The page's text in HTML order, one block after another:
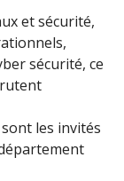
et sécurité,
sécurité, ce
les invités